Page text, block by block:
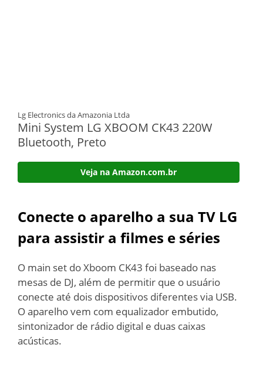
Lg Electronics da Amazonia Ltda
Mini System LG XBOOM CK43 220W
Bluetooth, Preto
Veja na Amazon.com.br
Conecte o aparelho a sua TV LG
para assistir a filmes e séries
O main set do Xboom CK43 foi baseado nas
mesas de DJ, além de permitir que o usuário
conecte até dois dispositivos diferentes via USB.
O aparelho vem com equalizador embutido,
sintonizador de rádio digital e duas caixas
acústicas.